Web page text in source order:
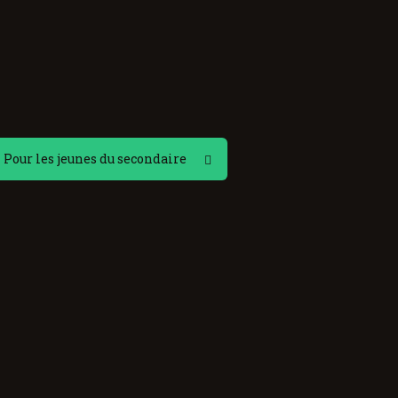
Pour les jeunes du secondaire